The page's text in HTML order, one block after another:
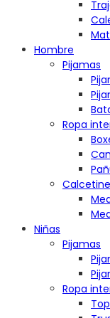
Hombre
Pijamas
Ropa
Niñas
Pijamas
Ropa